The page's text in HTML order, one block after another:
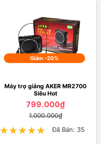
Giảm -20%
Máy trợ giảng AKER MR2700
Siêu Hot
799.000₫
1.000.000₫
★★★★★
★★★★★ Đã Bán: 35